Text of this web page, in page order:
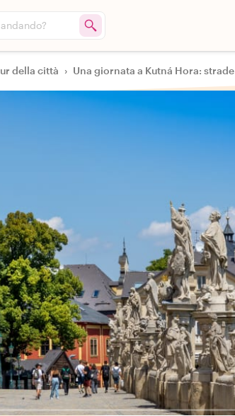
della città › Una giornata a Kutná Hora: